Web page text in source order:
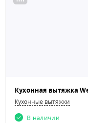
Кухонная вытяжка
Кухонные вытяжки
В наличии